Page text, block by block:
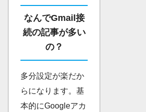
なんでGmail接
続の記事が多い
の？
多分設定が楽だか
らになります。基
本的にGoogleアカ